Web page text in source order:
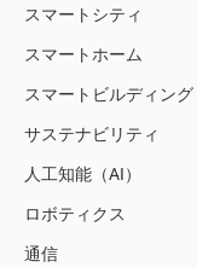
スマートシティ
スマートホーム
スマートビルディング
サステナビリティ
人工知能（AI）
ロボティクス
通信